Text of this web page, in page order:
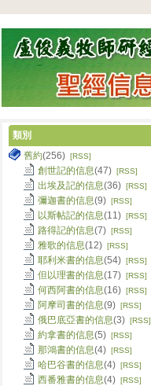
類別
舊約(256) [RSS]
創世記的信息(47) [RSS]
出埃及記的信息(36) [RSS]
彌迦書的信息(9) [RSS]
以斯帖記的信息(11) [RSS]
路得記的信息(7) [RSS]
雅歌的信息(12) [RSS]
耶利米書的信息(54) [RSS]
但以理書的信息(17) [RSS]
何西阿書的信息(16) [RSS]
阿摩司書的信息(9) [RSS]
俄巴底亞書的信息(3) [RSS]
約拿書的信息(5) [RSS]
那鴻書的信息(4) [RSS]
哈巴谷書的信息(4) [RSS]
西番雅書的信息(4) [RSS]